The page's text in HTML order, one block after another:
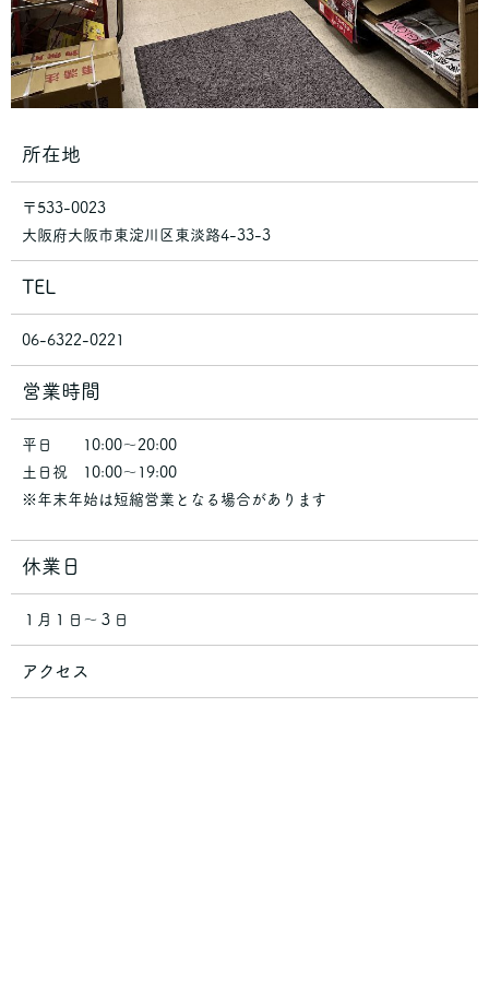
所在地
〒533-0023
大阪府大阪市東淀川区東淡路4-33-3
TEL
06-6322-0221
営業時間
平日 10:00～20:00
土日祝 10:00～19:00
※年末年始は短縮営業となる場合があります
休業日
１月１日～３日
アクセス